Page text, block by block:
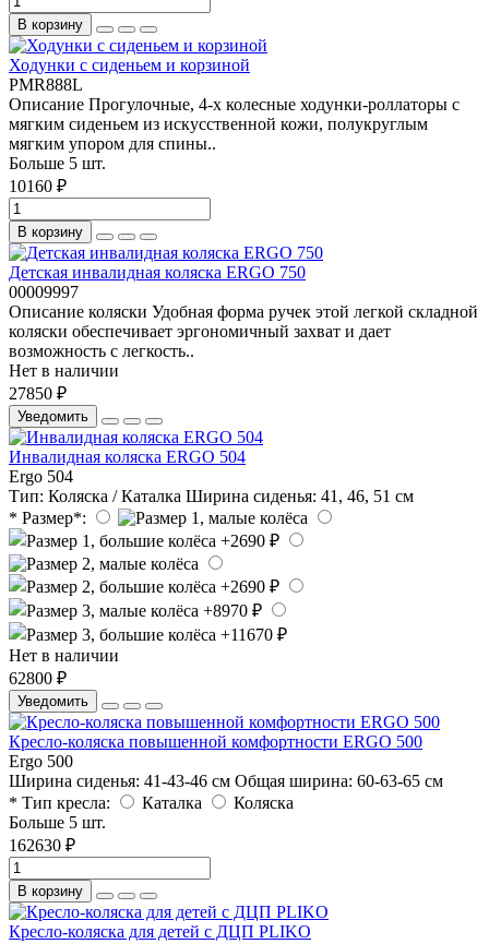
В корзину
Ходунки с сиденьем и корзиной
PMR888L
Описание Прогулочные, 4-х колесные ходунки-роллаторы с
мягким сиденьем из искусственной кожи, полукруглым
мягким упором для спины..
Больше 5 шт.
10160 ₽
В корзину
Детская инвалидная коляска ERGO 750
00009997
Описание коляски Удобная форма ручек этой легкой складной
коляски обеспечивает эргономичный захват и дает
возможность с легкость..
Нет в наличии
27850 ₽
Уведомить
Инвалидная коляска ERGO 504
Ergo 504
Тип: Коляска / Каталка Ширина cиденья: 41, 46, 51 см
* Размер*:
Нет в наличии
62800 ₽
Уведомить
Кресло-коляска повышенной комфортности ERGO 500
Ergo 500
Ширина cиденья: 41-43-46 см Общая ширина: 60-63-65 см
* Тип кресла:
Каталка
Коляска
Больше 5 шт.
162630 ₽
В корзину
Кресло-коляска для детей с ДЦП PLIKO